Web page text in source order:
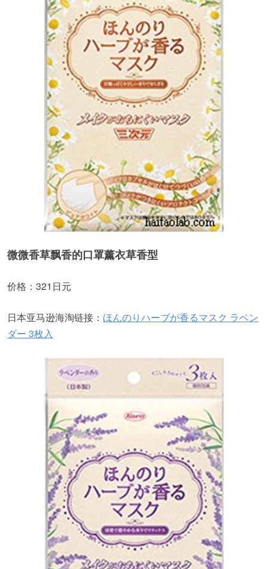
微微香草飘香的口罩薰衣草香型
价格：321日元
日本亚马逊海淘链接： ほんのりハーブが香るマスク ラベン
ダー 3枚入